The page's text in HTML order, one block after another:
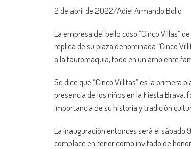
2 de abril de 2022/Adiel Armando Bolio
La empresa del bello coso “Cinco Villas”
réplica de su plaza denominada “Cinco
a la tauromaquia, todo en un ambiente
Se dice que “Cinco Villitas” es la primera
presencia de los niños en la Fiesta
importancia de su historia y tradición
La inauguración entonces será el sábado
complace en tener como invitado de